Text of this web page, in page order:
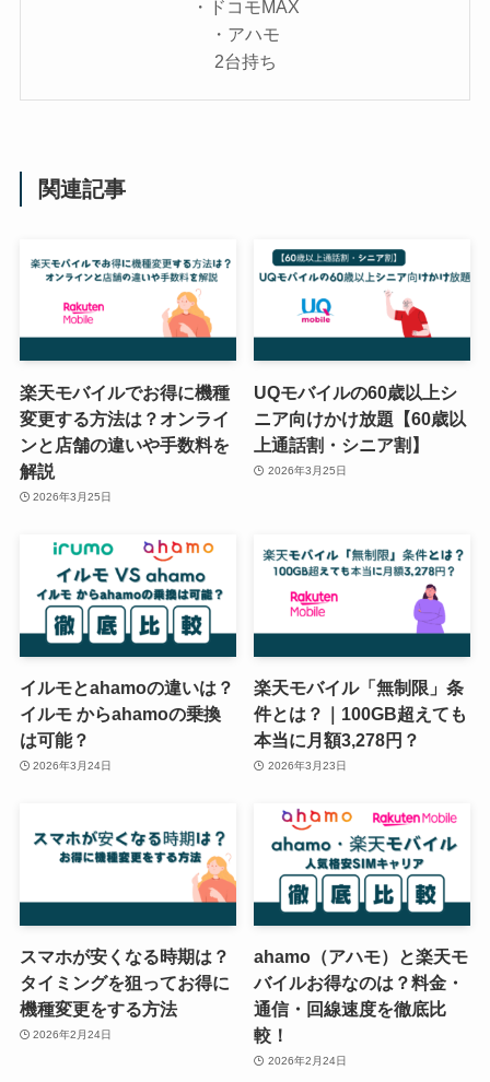
・ドコモMAX
・アハモ
2台持ち
関連記事
楽天モバイルでお得に機種
変更する方法は？オンライ
ンと店舗の違いや手数料を
解説
2026年3月25日
UQモバイルの60歳以上シ
ニア向けかけ放題【60歳以
上通話割・シニア割】
2026年3月25日
イルモとahamoの違いは？
イルモ からahamoの乗換
は可能？
2026年3月24日
楽天モバイル「無制限」条
件とは？｜100GB超えても
本当に月額3,278円？
2026年3月23日
スマホが安くなる時期は？
タイミングを狙ってお得に
機種変更をする方法
2026年2月24日
ahamo（アハモ）と楽天モ
バイルお得なのは？料金・
通信・回線速度を徹底比
較！
2026年2月24日